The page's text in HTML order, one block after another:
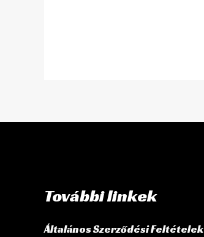
További linkek
Általános Szerződési Feltételek